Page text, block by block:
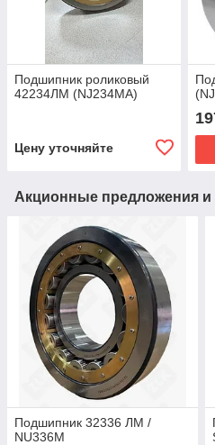
Подшипник роликовый
42234ЛМ (NJ234MA)
Цену уточняйте
Акционные предложения и
Подшипник 32336 ЛМ /
NU336M